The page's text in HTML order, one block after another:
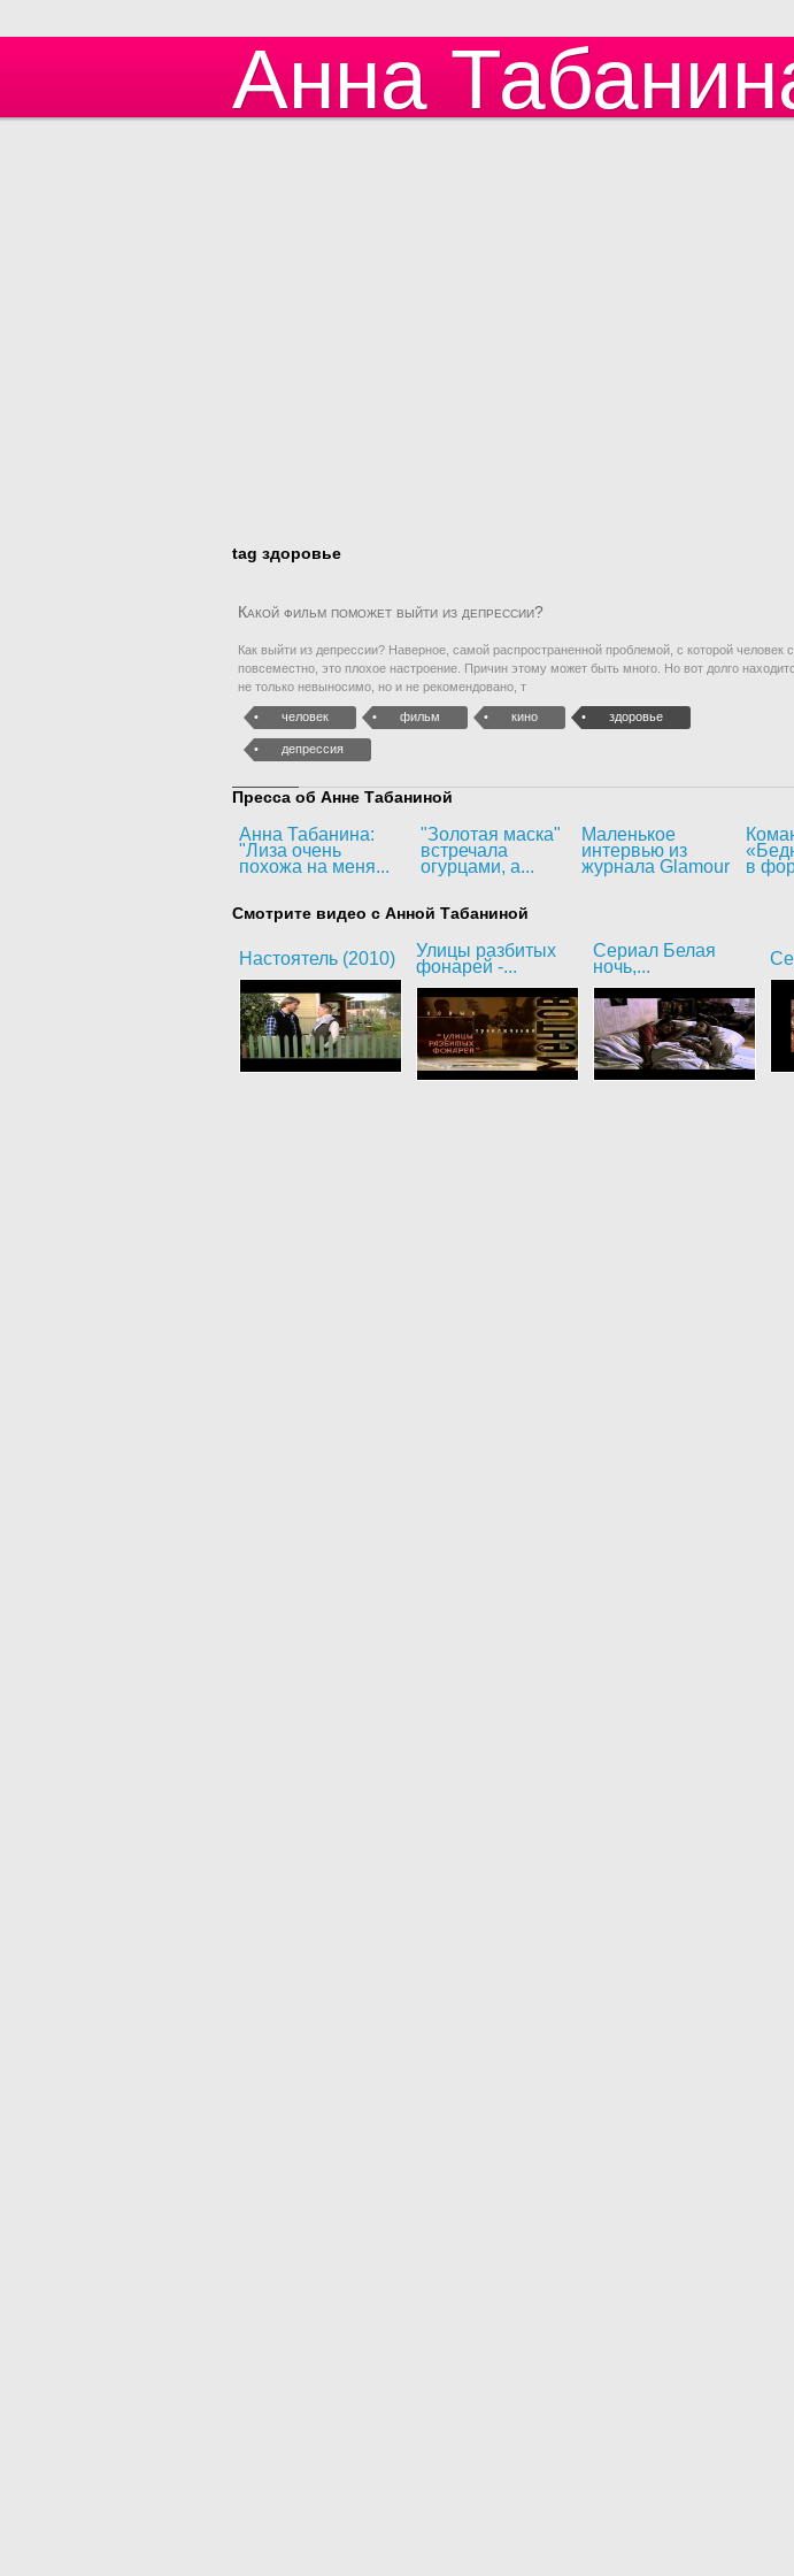
Анна
tag здоровье
Какой фильм поможет выйти из депрессии?
Как выйти из депрессии? Наверное, самой распространенной проблемой, с которой человек
повсеместно, это плохое настроение. Причин этому может быть много. Но вот долго
не только невыносимо, но и не рекомендовано, т
человек фильм кино здоровье
депрессия
Пресса об Анне Табаниной
Анна Табанина:
"Лиза очень
похожа на меня...
"Золотая маска"
встречала
огурцами, а...
Маленькое
интервью из
журнала Glamour
в
Смотрите видео с Анной Табаниной
Настоятель (2010)
Улицы разбитых
фонарей -...
Сериал Белая
ночь,...